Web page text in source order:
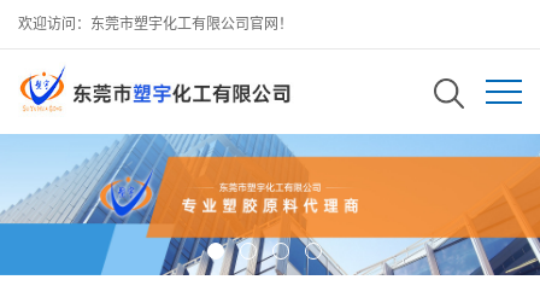
欢迎访问：东莞市塑宇化工有限公司官网！